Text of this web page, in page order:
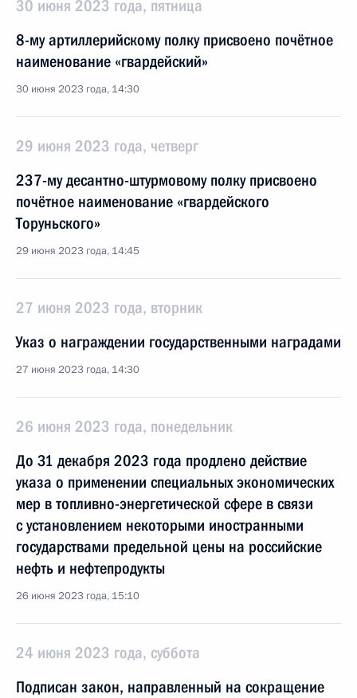
30 июня 2023 года, пятница
8-му артиллерийскому полку присвоено почётное
наименование «гвардейский»
30 июня 2023 года, 14:30
29 июня 2023 года, четверг
237-му десантно-штурмовому полку присвоено
почётное наименование «гвардейского
Торуньского»
29 июня 2023 года, 14:45
27 июня 2023 года, вторник
Указ о награждении государственными наградами
27 июня 2023 года, 14:30
26 июня 2023 года, понедельник
До 31 декабря 2023 года продлено действие
указа о применении специальных экономических
мер в топливно-энергетической сфере в связи
с установлением некоторыми иностранными
государствами предельной цены на российские
нефть и нефтепродукты
26 июня 2023 года, 15:10
24 июня 2023 года, суббота
Подписан закон, направленный на сокращение